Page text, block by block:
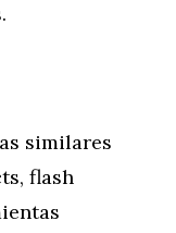
similares
flash